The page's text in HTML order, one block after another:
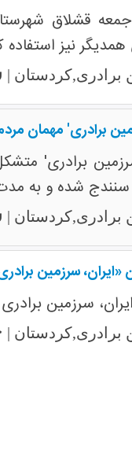
قشلاق
نیز استفاده
برادری,کردستان |
برادری' مهمان
برادری,کردستان |
سرزمین
سرزمین
برادری,کردستان |